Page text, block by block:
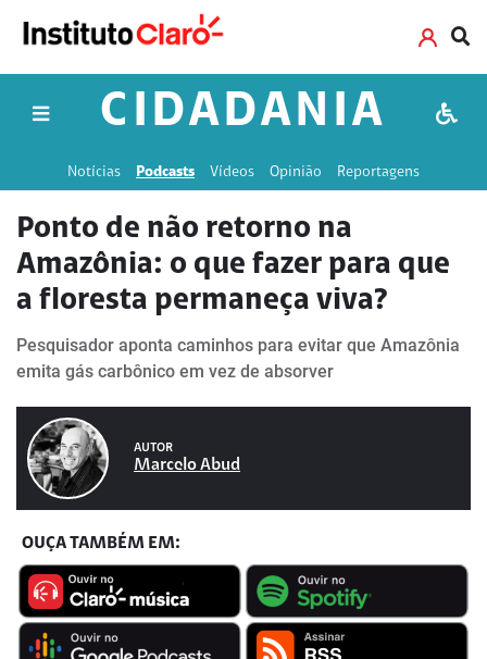
CIDADANIA
Notícias Podcasts Vídeos Opinião Reportagens
Ponto de não retorno na
Amazônia: o que fazer para que
a floresta permaneça viva?
Pesquisador aponta caminhos para evitar que Amazônia
emita gás carbônico em vez de absorver
AUTOR
Marcelo Abud
OUÇA TAMBÉM EM: